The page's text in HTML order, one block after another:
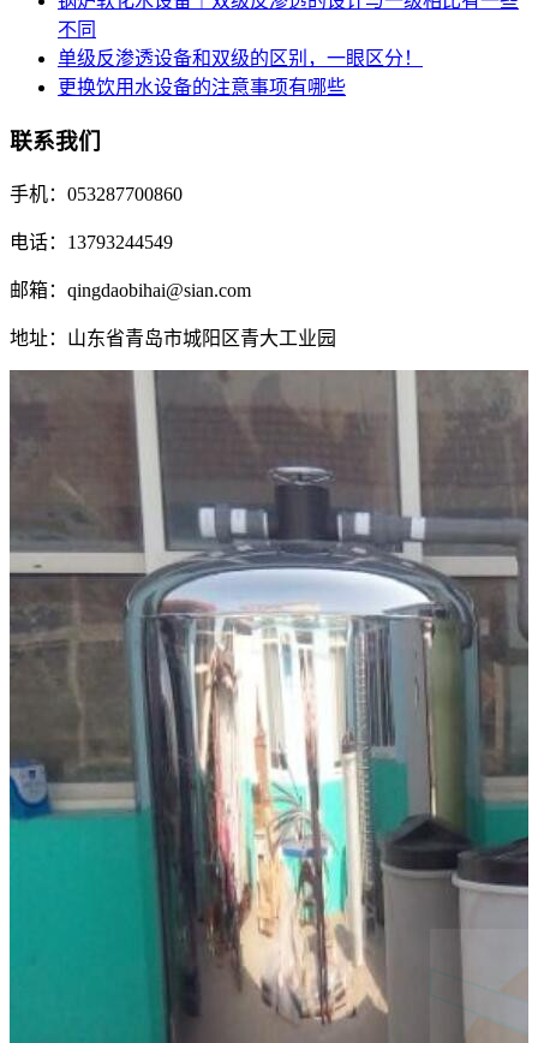
不同
单级反渗透设备和双级的区别，一眼区分！
更换饮用水设备的注意事项有哪些
联系我们
手机：053287700860
电话：13793244549
邮箱：qingdaobihai@sian.com
地址：山东省青岛市城阳区青大工业园